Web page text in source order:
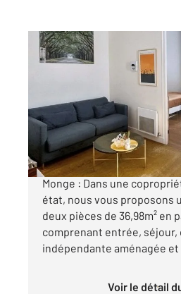
PARIS 75005
36,98 m2, 2 pièces
Appartement F2 à
514 000 €
Rue Larrey a deux minutes
Monge : Dans une
état, nous vous proposons
deux pièces de 36,98m² en
comprenant entrée, séjour,
indépendante aménagée et
Voir le détail